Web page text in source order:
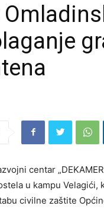
centar
u kampu Velagići,
civilne zaštite